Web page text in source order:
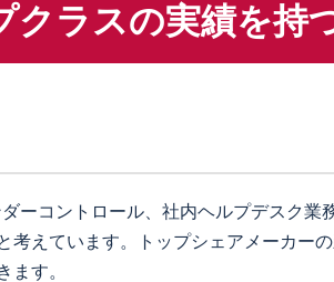
ラスの実績を持
ーコントロール、社内ヘルプデスク業
えています。トップシェアメーカー
ます。